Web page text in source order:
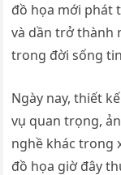
đồ họa mới phát
và dần trở thành
trong đời sống
Ngày nay, thiết
vụ quan trọng,
nghề khác trong
đồ họa giờ đây